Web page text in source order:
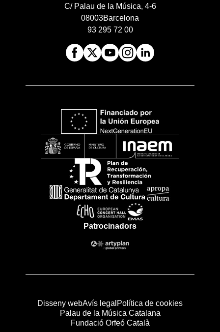
C/ Palau de la Música, 4-6
08003Barcelona
93 295 72 00
Patrocinadors
Disseny webAvís legal Política de cookies
Palau de la Música Catalana
Fundació Orfeó Català